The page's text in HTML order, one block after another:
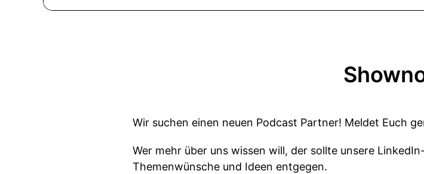
Wir suchen einen neuen Podcast Partner! Meldet Euch
Wer mehr über uns wissen will, der sollte unsere
Themenwünsche und Ideen entgegen.